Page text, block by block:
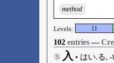
method
Levels: 11
102 entries—
⑤ 入 • はい.る,